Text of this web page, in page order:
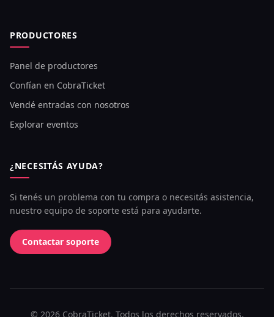
PRODUCTORES
Panel de productores
Confían en CobraTicket
Vendé entradas con nosotros
Explorar eventos
¿NECESITÁS AYUDA?
Si tenés un problema con tu compra o necesitás asistencia,
nuestro equipo de soporte está para ayudarte.
Contactar soporte
© 2026CobraTicket. Todos los derechos reservados.